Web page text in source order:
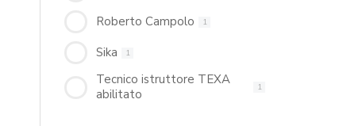
Roberto Campolo 1
Sika 1
Tecnico istruttore TEXA
abilitato
1